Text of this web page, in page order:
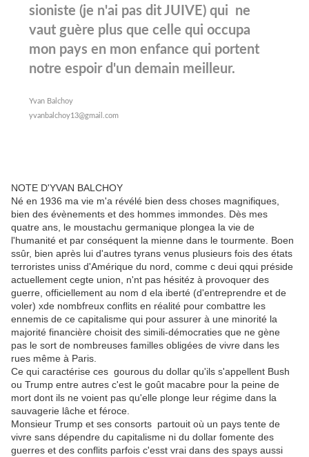
sioniste (je n'ai pas dit JUIVE) qui ne
vaut guère plus que celle qui occupa
mon pays en mon enfance qui portent
notre espoir d'un demain meilleur.
Yvan Balchoy
yvanbalchoy13@gmail.com
NOTE D'YVAN BALCHOY
Né en 1936 ma vie m'a révélé bien dess choses magnifiques,
bien des évènements et des hommes immondes. Dès mes
quatre ans, le moustachu germanique plongea la vie de
l'humanité et par conséquent la mienne dans le tourmente. Boen
ssûr, bien après lui d'autres tyrans venus plusieurs fois des états
terroristes uniss d'Amérique du nord, comme c deui qqui préside
actuellement cegte union, n'nt pas hésitéz à provoquer des
guerre, officiellement au nom d ela iberté (d'entreprendre et de
voler) xde nombfreux conflits en réalité pour combattre les
ennemis de ce capitalisme qui pour assurer à une minorité la
majorité financière choisit des simili-démocraties que ne gène
pas le sort de nombreuses familles obligées de vivre dans les
rues même à Paris.
Ce qui caractérise ces gourous du dollar qu'ils s'appellent Bush
ou Trump entre autres c'est le goût macabre pour la peine de
mort dont ils ne voient pas qu'elle plonge leur régime dans la
sauvagerie lâche et féroce.
Monsieur Trump et ses consorts partouit où un pays tente de
vivre sans dépendre du capitalisme ni du dollar fomente des
guerres et des conflits parfois c'esst vrai dans des spays aussi